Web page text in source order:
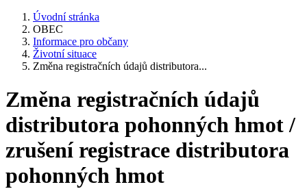
Úvodní stránka
OBEC
Informace pro občany
Životní situace
Změna registračních údajů distributora...
Změna registračních údajů
distributora pohonných hmot /
zrušení registrace distributora
pohonných hmot